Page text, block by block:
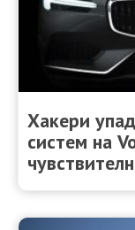
Хакери
систем на